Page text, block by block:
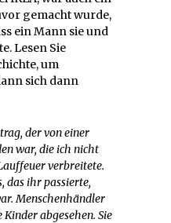
gemacht wurde,
ein Mann sie und
Lesen Sie
um
sich dann
der von einer
war, die ich nicht
verbreitete.
das ihr passierte,
Menschenhändler
abgesehen. Sie